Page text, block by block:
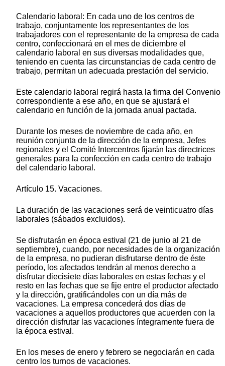
Calendario laboral: En cada uno de los centros de
trabajo, conjuntamente los representantes de los
trabajadores con el representante de la empresa de cada
centro, confeccionará en el mes de diciembre el
calendario laboral en sus diversas modalidades que,
teniendo en cuenta las circunstancias de cada centro de
trabajo, permitan un adecuada prestación del servicio.
Este calendario laboral regirá hasta la firma del Convenio
correspondiente a ese año, en que se ajustará el
calendario en función de la jornada anual pactada.
Durante los meses de noviembre de cada año, en
reunión conjunta de la dirección de la empresa, Jefes
regionales y el Comité Intercentros fijarán las directrices
generales para la confección en cada centro de trabajo
del calendario laboral.
Artículo 15. Vacaciones.
La duración de las vacaciones será de veinticuatro días
laborales (sábados excluidos).
Se disfrutarán en época estival (21 de junio al 21 de
septiembre), cuando, por necesidades de la organización
de la empresa, no pudieran disfrutarse dentro de éste
período, los afectados tendrán al menos derecho a
disfrutar diecisiete días laborales en estas fechas y el
resto en las fechas que se fije entre el productor afectado
y la dirección, gratificándoles con un día más de
vacaciones. La empresa concederá dos días de
vacaciones a aquellos productores que acuerden con la
dirección disfrutar las vacaciones íntegramente fuera de
la época estival.
En los meses de enero y febrero se negociarán en cada
centro los turnos de vacaciones.